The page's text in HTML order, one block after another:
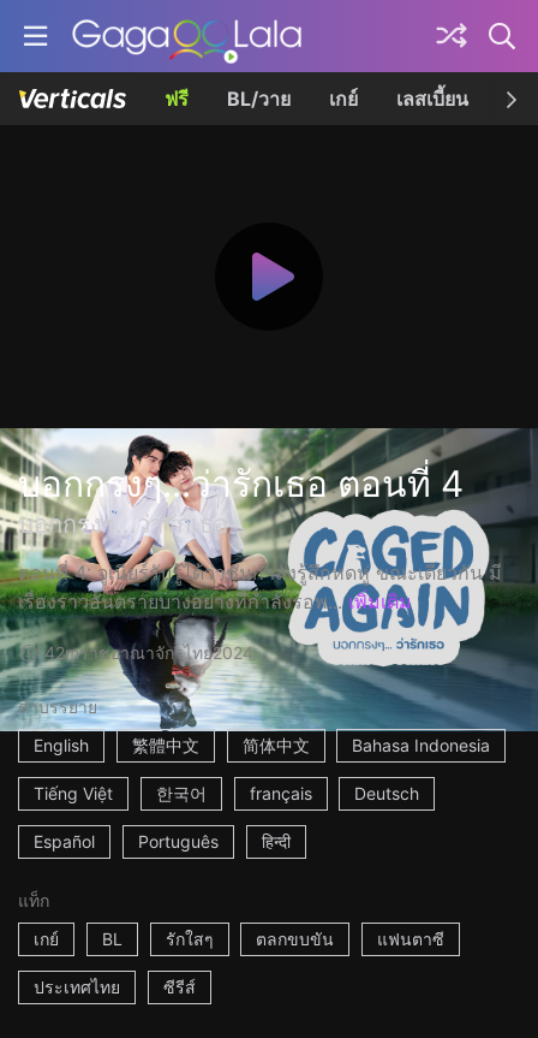
ฟรี BL/วาย เกย์ เลสเบี้ยน เค
บอกกรงๆ...ว่ารักเธอ ตอนที่ 4
บอกกรงๆ...ว่ารักเธอ
ตอนที่ 4: จูเนียร์รับรู้ได้ว่าซันกำลังรู้สึกหดหู่ ขณะเดียวกัน มี
เรื่องราวอันตรายบางอย่างที่กำลังรอพ... เพิ่มเติม
42mราชอาณาจักรไทย2024
คำบรรยาย
English
繁體中文 简体中文 Bahasa Indonesia
Tiếng Việt 한국어 français Deutsch
Español Português हिन्दी
แท็ก
เกย์
BL รักใสๆ ตลกขบขัน แฟนตาซี
ประเทศไทย ซีรีส์